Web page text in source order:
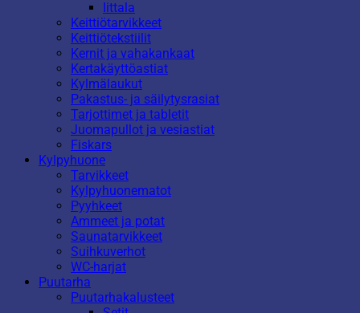
Iittala
Keittiötarvikkeet
Keittiötekstiilit
Kernit ja vahakankaat
Kertakäyttöastiat
Kylmälaukut
Pakastus- ja säilytysrasiat
Tarjottimet ja tabletit
Juomapullot ja vesiastiat
Fiskars
Kylpyhuone
Tarvikkeet
Kylpyhuonematot
Pyyhkeet
Ammeet ja potat
Saunatarvikkeet
Suihkuverhot
WC-harjat
Puutarha
Puutarhakalusteet